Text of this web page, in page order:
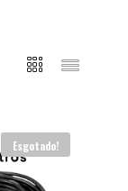
Esgotado!